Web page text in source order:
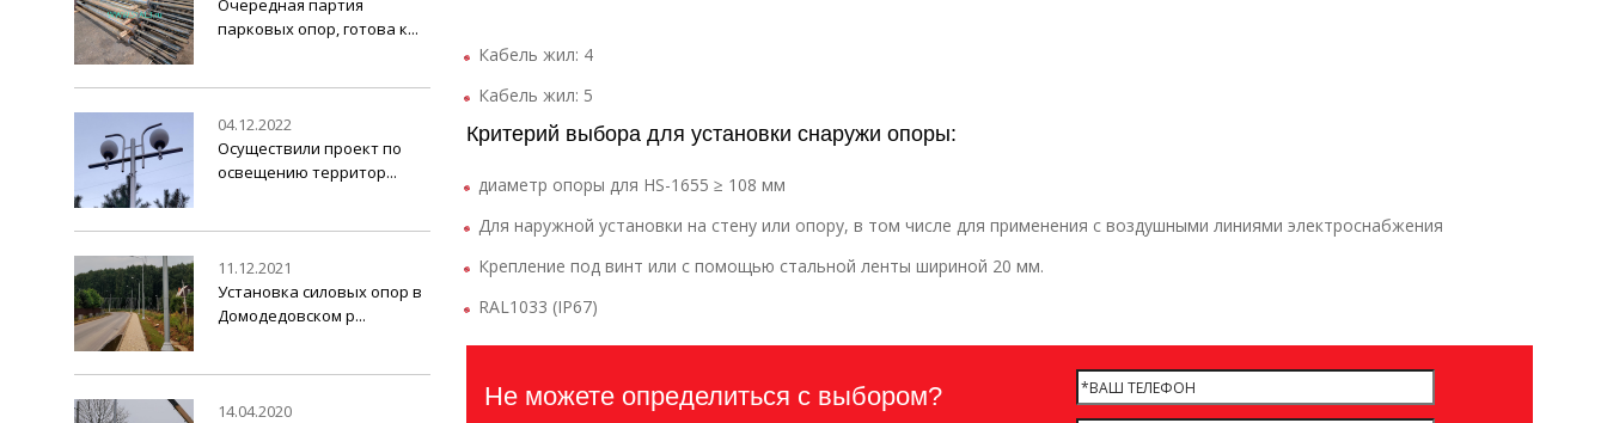
Кабель жил: 4
Кабель жил: 5
Критерий выбора для установки снаружи опоры:
диаметр опоры для HS-1655 ≥ 108 мм
Для наружной установки на стену или опору, в том числе для применения с воздушными линиями электроснабжения
Крепление под винт или с помощью стальной ленты шириной 20 мм.
RAL1033 (IP67)
Не можете определиться с выбором?
Очередная партия
парковых опор, готова к...
04.12.2022
Осуществили проект по
освещению территор...
11.12.2021
Установка силовых опор в
Домодедовском р...
14.04.2020